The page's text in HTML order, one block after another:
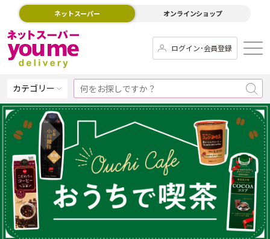
ネットスーパー オンラインショップ
ログイン･会員登録
カテゴリー